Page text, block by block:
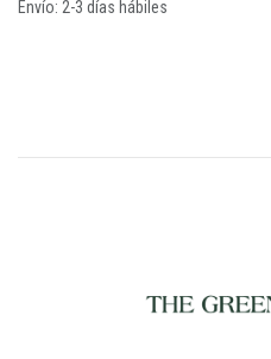
Envío: 2-3 días hábiles